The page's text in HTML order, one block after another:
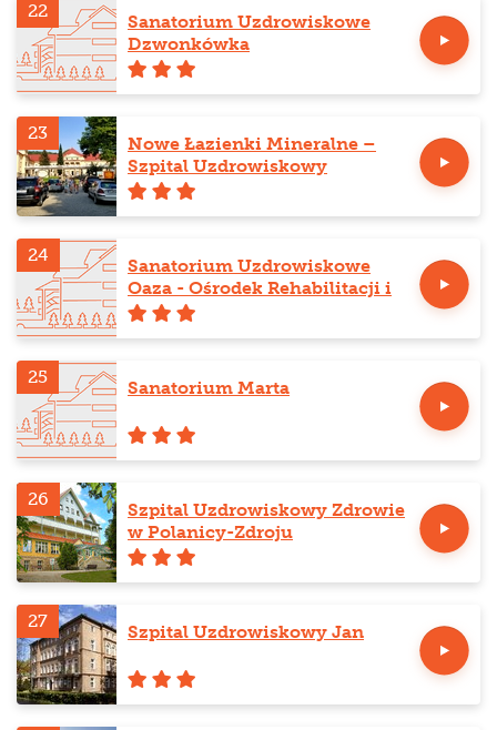
22
Sanatorium Uzdrowiskowe
Dzwonkówka
23
Nowe Łazienki Mineralne –
Szpital Uzdrowiskowy
24
Sanatorium Uzdrowiskowe
Oaza - Ośrodek Rehabilitacji i
Odnowy Biologicznej
25
Sanatorium Marta
26
Szpital Uzdrowiskowy Zdrowie
w Polanicy-Zdroju
27
Szpital Uzdrowiskowy Jan